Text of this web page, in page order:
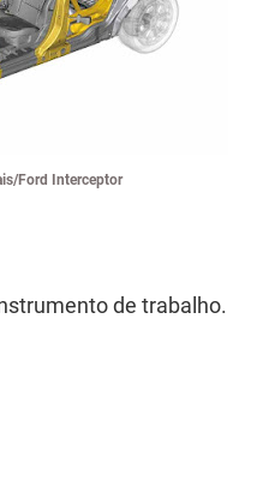
Ford Interceptor
de trabalho.